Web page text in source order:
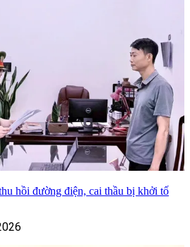
hồi đường điện, cai thầu bị khởi tố